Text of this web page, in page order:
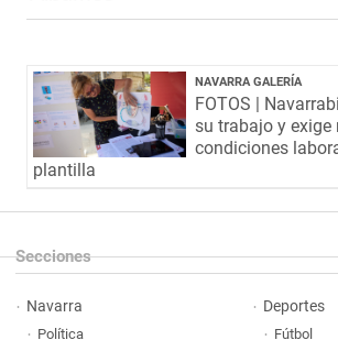
NAVARRA GALERÍA
FOTOS |
su trabajo y exige
condiciones
plantilla
Secciones
Navarra
Política
Deportes
Fútbol